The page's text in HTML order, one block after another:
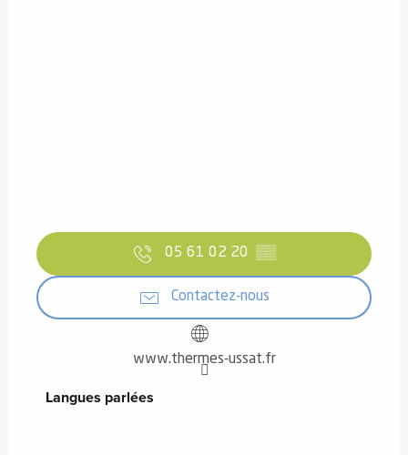
05 61 02 20 ▒▒
Contactez-nous
www.thermes-ussat.fr
Langues parlées
Langues parlées